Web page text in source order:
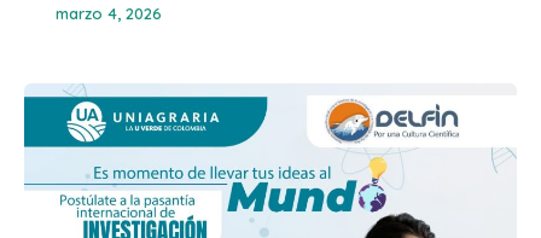
marzo 4, 2026